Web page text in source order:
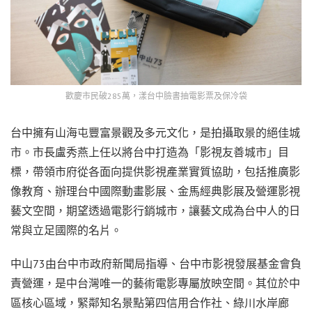
歡慶市民破285萬，漾台中臉書抽電影票及保冷袋
台中擁有山海屯豐富景觀及多元文化，是拍攝取景的絕佳城
市。市長盧秀燕上任以將台中打造為「影視友善城市」目
標，帶領市府從各面向提供影視產業實質協助，包括推廣影
像教育、辦理台中國際動畫影展、金馬經典影展及營運影視
藝文空間，期望透過電影行銷城市，讓藝文成為台中人的日
常與立足國際的名片。
中山73由台中市政府新聞局指導、台中市影視發展基金會負
責營運，是中台灣唯一的藝術電影專屬放映空間。其位於中
區核心區域，緊鄰知名景點第四信用合作社、綠川水岸廊